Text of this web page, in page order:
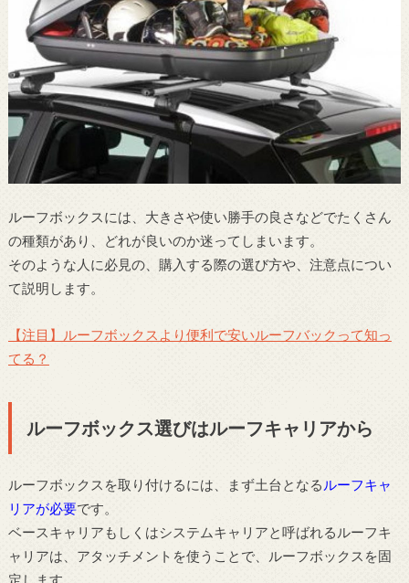
ルーフボックスには、大きさや使い勝手の良さなどでたくさん
の種類があり、どれが良いのか迷ってしまいます。
そのような人に必見の、購入する際の選び方や、注意点につい
て説明します。
【注目】ルーフボックスより便利で安いルーフバックって知っ
てる？
ルーフボックス選びはルーフキャリアから
ルーフボックスを取り付けるには、まず土台となる ルーフキャ
リアが必要です。
ベースキャリアもしくはシステムキャリアと呼ばれるルーフキ
ャリアは、アタッチメントを使うことで、ルーフボックスを固
定します。